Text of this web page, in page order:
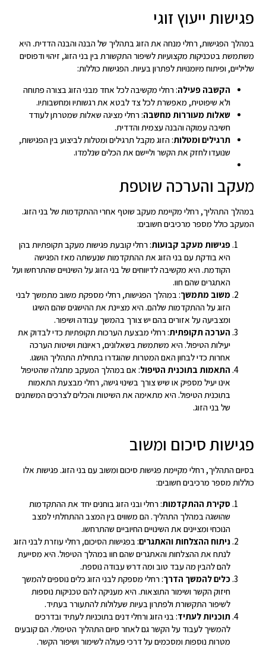
פגישות ייעוץ זוגי
במהלך הפגישות, רחלי מנחה את הזוג בתהליך של הבנה והבנה הדדית. היא
משתמשת בטכניקות מקצועיות לשיפור התקשורת בין בני הזוג, זיהוי ודפוסים
שליליים, ופיתוח מיומנויות לפתרון בעיות. הפגישות כוללות:
הקשבה פעילה: רחלי מקשיבה לכל אחד מבני הזוג בצורה פתוחה
ולא שיפוטית, מאפשרת לכל צד לבטא את רגשותיו ומחשבותיו.
שאלות מעוררות מחשבה: רחלי מציגה שאלות שמטרתן לעודד
חשיבה עמוקה והבנה עצמית והדדית.
תרגילים ומטלות: הזוג מקבל תרגילים ומטלות לביצוע בין הפגישות,
שנועדו לחזק את הקשר וליישם את הכלים שנלמדו.
מעקב והערכה שוטפת
במהלך התהליך, רחלי מקיימת מעקב שוטף אחרי ההתקדמות של בני הזוג.
המעקב כולל מספר מרכיבים חשובים:
פגישות מעקב קבועות: רחלי קובעת פגישות מעקב תקופתיות בהן
היא בודקת עם בני הזוג את ההתקדמות שנעשתה מאז הפגישה
הקודמת. היא מקשיבה לדיווחים של בני הזוג על השינויים שהתרחשו ועל
האתגרים שהם חוו.
משוב מתמשך: במהלך הפגישות, רחלי מספקת משוב מתמשך לבני
הזוג על ההתקדמות שלהם. היא מציינת את ההישגים שהם השיגו
ומצביעה על אזורים בהם יש צורך בהמשך עבודה ושיפור.
הערכה תקופתית: רחלי מבצעת הערכות תקופתיות כדי לבדוק את
יעילות הטיפול. היא משתמשת בשאלונים, ראיונות ושיטות הערכה
אחרות כדי לבחון האם המטרות שהוגדרו בתחילת התהליך הושגו.
התאמות בתוכנית הטיפול: אם במהלך המעקב מתגלה שהטיפול
אינו יעיל מספיק או שיש צורך בשינוי גישה, רחלי מבצעת התאמות
בתוכנית הטיפול. היא מתאימה את השיטות והכלים לצרכים המשתנים
של בני הזוג.
פגישות סיכום ומשוב
בסיום התהליך, רחלי מקיימת פגישות סיכום ומשוב עם בני הזוג. פגישות אלו
כוללות מספר מרכיבים חשובים:
סקירת ההתקדמות: רחלי ובני הזוג בוחנים יחד את ההתקדמות
שהושגה במהלך התהליך. הם משווים בין המצב ההתחלתי למצב
הנוכחי ומציינים את השינויים החיוביים שהתרחשו.
ניתוח ההצלחות והאתגרים: בפגישות הסיכום, רחלי עוזרת לבני הזוג
לנתח את ההצלחות והאתגרים שהם חוו במהלך הטיפול. היא מסייעת
להם להבין מה עבד טוב ומה דרש עבודה נוספת.
כלים להמשך הדרך: רחלי מספקת לבני הזוג כלים נוספים להמשך
חיזוק הקשר ושימור התוצאות. היא מעניקה להם טכניקות נוספות
לשיפור התקשורת ולפתרון בעיות שעלולות להתעורר בעתיד.
תוכניות לעתיד: בני הזוג ורחלי דנים בתוכניות לעתיד ובדרכים
להמשיך לעבוד על הקשר גם לאחר סיום התהליך הטיפולי. הם קובעים
מטרות נוספות ומסכמים על דרכי פעולה לשימור ושיפור הקשר.